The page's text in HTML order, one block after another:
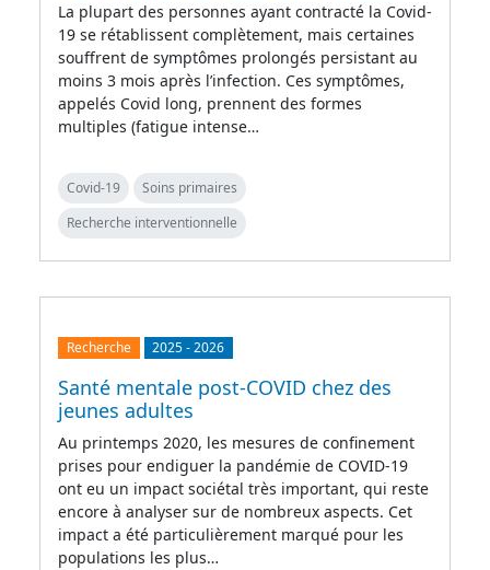
La plupart des personnes ayant contracté la Covid-
19 se rétablissent complètement, mais certaines
souffrent de symptômes prolongés persistant au
moins 3 mois après l’infection. Ces symptômes,
appelés Covid long, prennent des formes
multiples (fatigue intense…
Covid-19
Soins primaires
Recherche interventionnelle
Recherche 2025-2026
Santé mentale post-COVID chez des
jeunes adultes
Au printemps 2020, les mesures de confinement
prises pour endiguer la pandémie de COVID-19
ont eu un impact sociétal très important, qui reste
encore à analyser sur de nombreux aspects. Cet
impact a été particulièrement marqué pour les
populations les plus…